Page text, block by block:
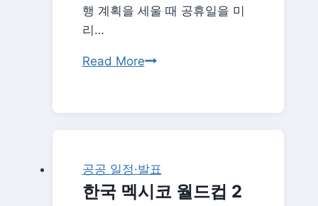
행 계획을 세울 때 공휴일을 미
리…
Read More2026
일
·
공공 일정·발표
한국 멕시코 월드컵 2